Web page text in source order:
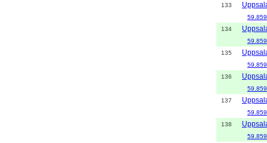
133
134
135
136
137
138